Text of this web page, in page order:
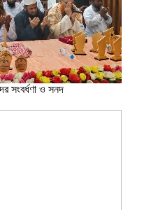
সংবর্ধণা ও সনদ